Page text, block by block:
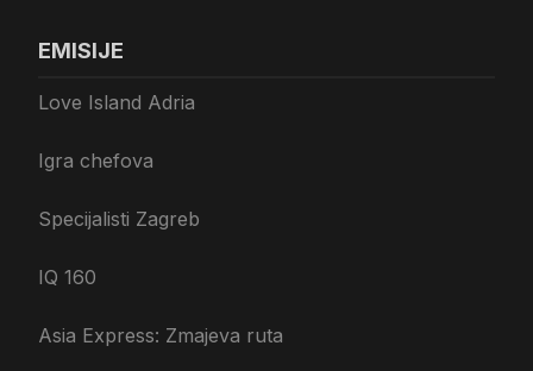
EMISIJE
Love Island Adria
Igra chefova
Specijalisti Zagreb
IQ 160
Asia Express: Zmajeva ruta